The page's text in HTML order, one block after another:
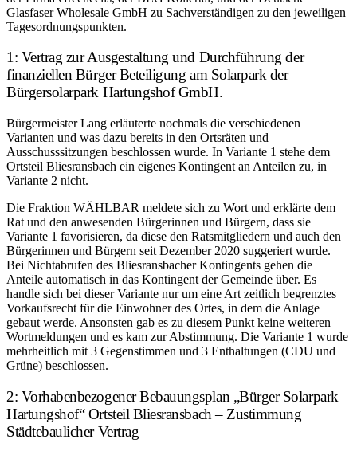
Glasfaser Wholesale GmbH zu Sachverständigen zu den jeweiligen
Tagesordnungspunkten.
1: Vertrag zur Ausgestaltung und Durchführung der
finanziellen Bürger Beteiligung am Solarpark der
Bürgersolarpark Hartungshof GmbH.
Bürgermeister Lang erläuterte nochmals die verschiedenen
Varianten und was dazu bereits in den Ortsräten und
Ausschusssitzungen beschlossen wurde. In Variante 1 stehe dem
Ortsteil Bliesransbach ein eigenes Kontingent an Anteilen zu, in
Variante 2 nicht.
Die Fraktion WÄHLBAR meldete sich zu Wort und erklärte dem
Rat und den anwesenden Bürgerinnen und Bürgern, dass sie
Variante 1 favorisieren, da diese den Ratsmitgliedern und auch den
Bürgerinnen und Bürgern seit Dezember 2020 suggeriert wurde.
Bei Nichtabrufen des Bliesransbacher Kontingents gehen die
Anteile automatisch in das Kontingent der Gemeinde über. Es
handle sich bei dieser Variante nur um eine Art zeitlich begrenztes
Vorkaufsrecht für die Einwohner des Ortes, in dem die Anlage
gebaut werde. Ansonsten gab es zu diesem Punkt keine weiteren
Wortmeldungen und es kam zur Abstimmung. Die Variante 1 wurde
mehrheitlich mit 3 Gegenstimmen und 3 Enthaltungen (CDU und
Grüne) beschlossen.
2: Vorhabenbezogener Bebauungsplan „Bürger Solarpark
Hartungshof“ Ortsteil Bliesransbach – Zustimmung
Städtebaulicher Vertrag